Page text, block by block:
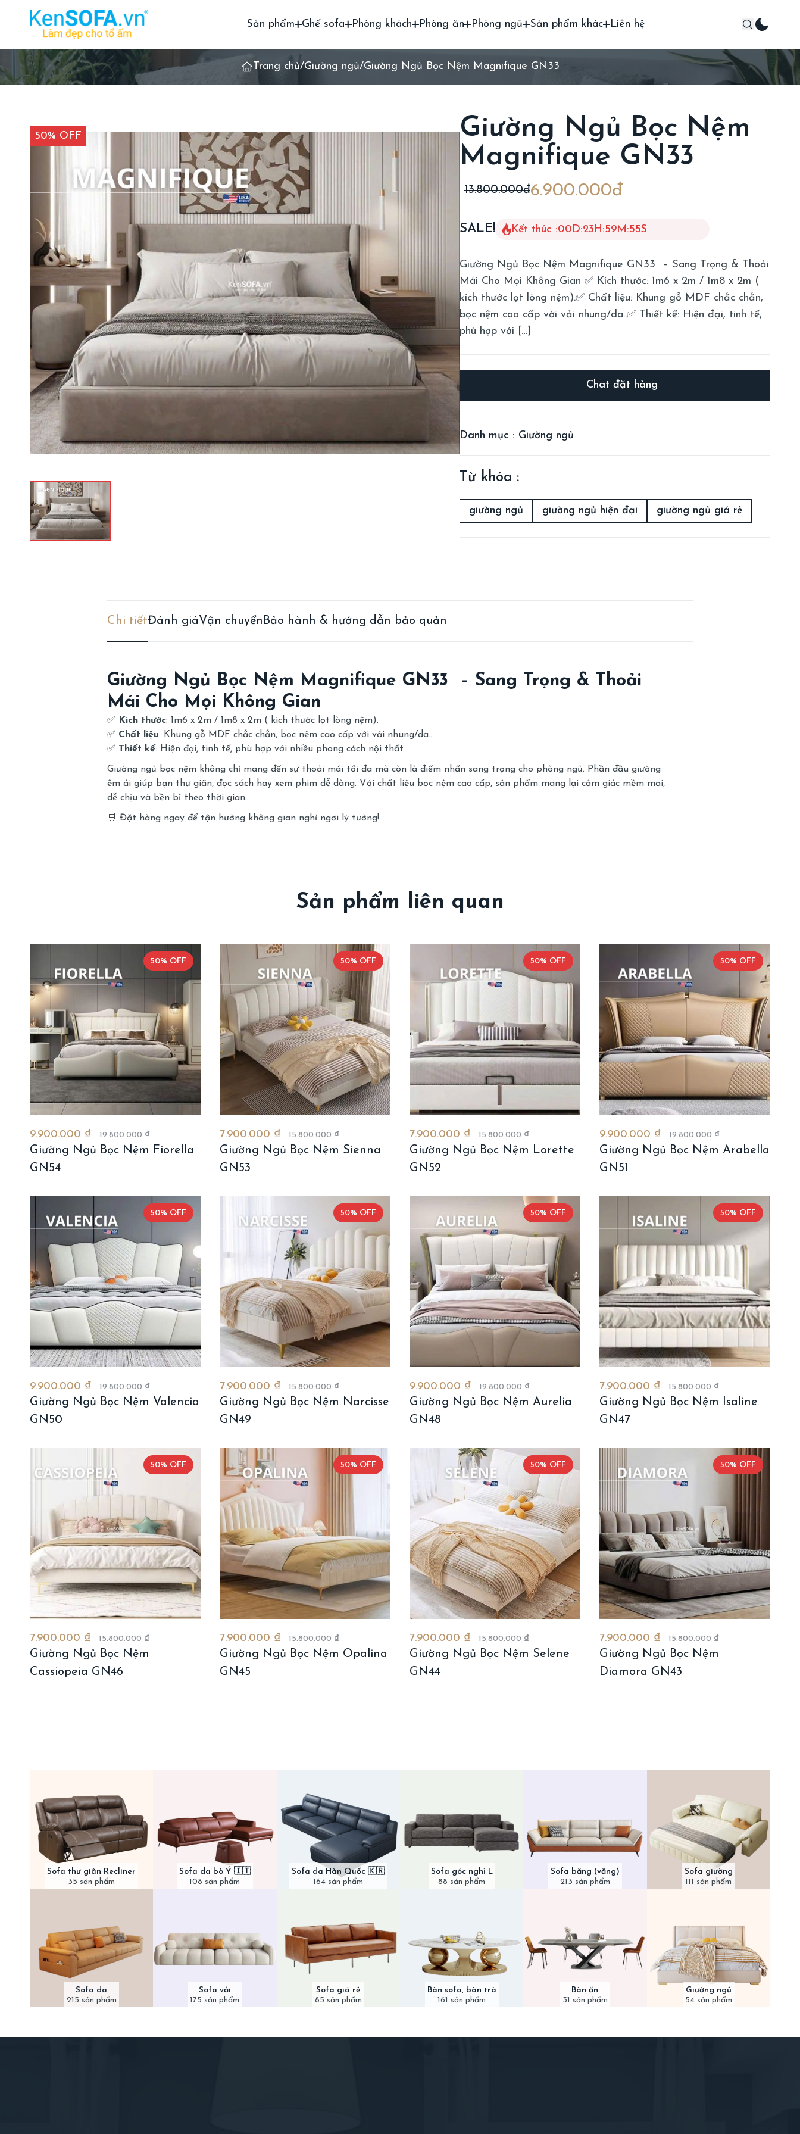
Sản phẩm Ghế sofa Phòng khách Phòng ăn Phòng ngủ Sản phẩm khác Liên hệ
Trang chủ/Giường ngủ/Giường Ngủ Bọc Nệm Magnifique GN33
50% OFF
Giường Ngủ Bọc Nệm
Magnifique GN33
13.800.000đ6.900.000đ
SALE! Kết thúc :00D:23H:59M:53S
Giường Ngủ Bọc Nệm Magnifique GN33 – Sang Trọng & Thoải
Mái Cho Mọi Không Gian ✅ Kích thước: 1m6 x 2m / 1m8 x 2m (
kích thước lọt lòng nệm).✅ Chất liệu: Khung gỗ MDF chắc chắn,
bọc nệm cao cấp với vải nhung/da..✅ Thiết kế: Hiện đại, tinh tế,
phù hợp với […]
Danh mục : Giường ngủ
Từ khóa :
giường ngủ giường ngủ hiện đại giường ngủ giá rẻ
Chi tiếtĐánh giá Vận chuyển Bảo hành & hướng dẫn bảo quản
Giường Ngủ Bọc Nệm Magnifique GN33 – Sang Trọng & Thoải
Mái Cho Mọi Không Gian
✅ Kích thước: 1m6 x 2m / 1m8 x 2m ( kích thước lọt lòng nệm).
✅ Chất liệu: Khung gỗ MDF chắc chắn, bọc nệm cao cấp với vải nhung/da..
✅ Thiết kế: Hiện đại, tinh tế, phù hợp với nhiều phong cách nội thất
Giường ngủ bọc nệm không chỉ mang đến sự thoải mái tối đa mà còn là điểm nhấn sang trọng cho phòng ngủ. Phần đầu giường
êm ái giúp bạn thư giãn, đọc sách hay xem phim dễ dàng. Với chất liệu bọc nệm cao cấp, sản phẩm mang lại cảm giác mềm mại,
dễ chịu và bền bỉ theo thời gian.
🛒 Đặt hàng ngay để tận hưởng không gian nghỉ ngơi lý tưởng!
Sản phẩm liên quan
50% OFF
9.900.000 ₫ 19.800.000 ₫
Giường Ngủ Bọc Nệm Fiorella
GN54
50% OFF
7.900.000 ₫ 15.800.000 ₫
Giường Ngủ Bọc Nệm Sienna
GN53
50% OFF
7.900.000 ₫ 15.800.000 ₫
Giường Ngủ Bọc Nệm Lorette
GN52
50% OFF
9.900.000 ₫ 19.800.000 ₫
Giường Ngủ Bọc Nệm Arabella
GN51
50% OFF
9.900.000 ₫ 19.800.000 ₫
Giường Ngủ Bọc Nệm Valencia
GN50
50% OFF
7.900.000 ₫ 15.800.000 ₫
Giường Ngủ Bọc Nệm Narcisse
GN49
50% OFF
9.900.000 ₫ 19.800.000 ₫
Giường Ngủ Bọc Nệm Aurelia
GN48
50% OFF
7.900.000 ₫ 15.800.000 ₫
Giường Ngủ Bọc Nệm Isaline
GN47
50% OFF
7.900.000 ₫ 15.800.000 ₫
Giường Ngủ Bọc Nệm
Cassiopeia GN46
50% OFF
7.900.000 ₫ 15.800.000 ₫
Giường Ngủ Bọc Nệm Opalina
GN45
50% OFF
7.900.000 ₫ 15.800.000 ₫
Giường Ngủ Bọc Nệm Selene
GN44
50% OFF
7.900.000 ₫ 15.800.000 ₫
Giường Ngủ Bọc Nệm
Diamora GN43
Sofa thư giãn Recliner
35 sản phẩm
Sofa da bò Ý 🇮🇹
108 sản phẩm
Sofa da Hàn Quốc 🇰🇷
164 sản phẩm
Sofa góc nghỉ L
88 sản phẩm
Sofa băng (văng)
213 sản phẩm
Sofa giường
111 sản phẩm
Sofa da
215 sản phẩm
Sofa vải
175 sản phẩm
Sofa giá rẻ
85 sản phẩm
Bàn sofa, bàn trà
161 sản phẩm
Bàn ăn
31 sản phẩm
Giường ngủ
54 sản phẩm